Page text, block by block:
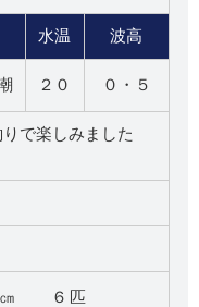
水温 波高
２０ ０・５
で楽しみました
㎝ ６匹